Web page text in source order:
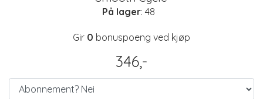
På lager: 48
Gir 0 bonuspoeng ved kjøp
346,-